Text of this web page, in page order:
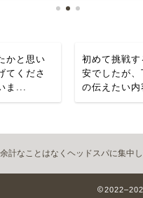
かと思い
てくださ
ま...
初めて挑戦
安でしたが
の伝えたい
計なことはなくヘッドスパに集中